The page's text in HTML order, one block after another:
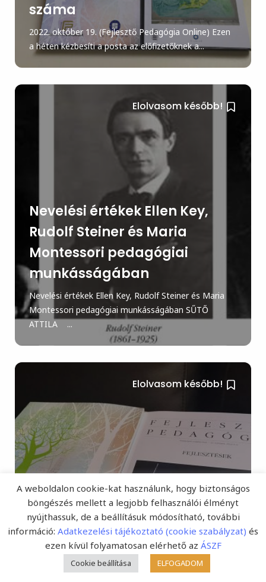
száma
2022. október 19. (Fejlesztő Pedagógia Online) Ezen
a héten kézbesíti a posta az előfizetőknek a...
Elolvasom később!
Nevelési értékek Ellen Key,
Rudolf Steiner és Maria
Montessori pedagógiai
munkásságában
Nevelési értékek Ellen Key, Rudolf Steiner és Maria
Montessori pedagógiai munkásságában SŰTŐ
ATTILA ...
Elolvasom később!
A Fejlesztő Pedagógia 33.
évfolyamának 2022/4–6.
összevont számáról
(Fejlesztő Pedagógia Online) Megjelent és az
A weboldalon cookie-kat használunk, hogy biztonságos
böngészés mellett a legjobb felhasználói élményt
nyújthassuk, de a beállításuk módosítható, további
információ: Adatkezelési tájékoztató (cookie szabályzat) és
ezen kívül folyamatosan elérhető az ÁSZF
Cookie beállítása ELFOGADOM